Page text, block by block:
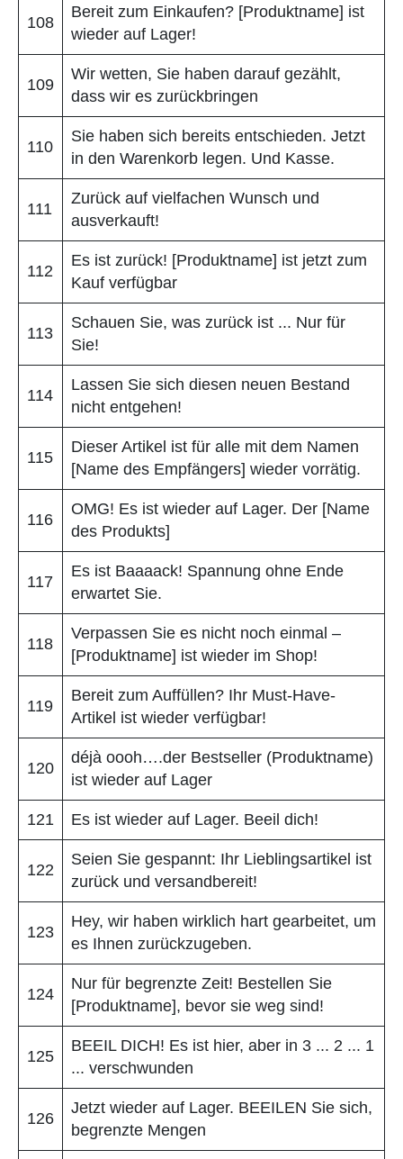
108
Bereit zum Einkaufen? [Produktname] ist
wieder auf Lager!
109
Wir wetten, Sie haben darauf gezählt,
dass wir es zurückbringen
110
Sie haben sich bereits entschieden. Jetzt
in den Warenkorb legen. Und Kasse.
111
Zurück auf vielfachen Wunsch und
ausverkauft!
112
Es ist zurück! [Produktname] ist jetzt zum
Kauf verfügbar
113
Schauen Sie, was zurück ist ... Nur für
Sie!
114
Lassen Sie sich diesen neuen Bestand
nicht entgehen!
115
Dieser Artikel ist für alle mit dem Namen
[Name des Empfängers] wieder vorrätig.
116
OMG! Es ist wieder auf Lager. Der [Name
des Produkts]
117
Es ist Baaaack! Spannung ohne Ende
erwartet Sie.
118
Verpassen Sie es nicht noch einmal –
[Produktname] ist wieder im Shop!
119
Bereit zum Auffüllen? Ihr Must-Have-
Artikel ist wieder verfügbar!
120
déjà oooh….der Bestseller (Produktname)
ist wieder auf Lager
121 Es ist wieder auf Lager. Beeil dich!
122
Seien Sie gespannt: Ihr Lieblingsartikel ist
zurück und versandbereit!
123
Hey, wir haben wirklich hart gearbeitet, um
es Ihnen zurückzugeben.
124
Nur für begrenzte Zeit! Bestellen Sie
[Produktname], bevor sie weg sind!
125
BEEIL DICH! Es ist hier, aber in 3 ... 2 ... 1
... verschwunden
126
Jetzt wieder auf Lager. BEEILEN Sie sich,
begrenzte Mengen